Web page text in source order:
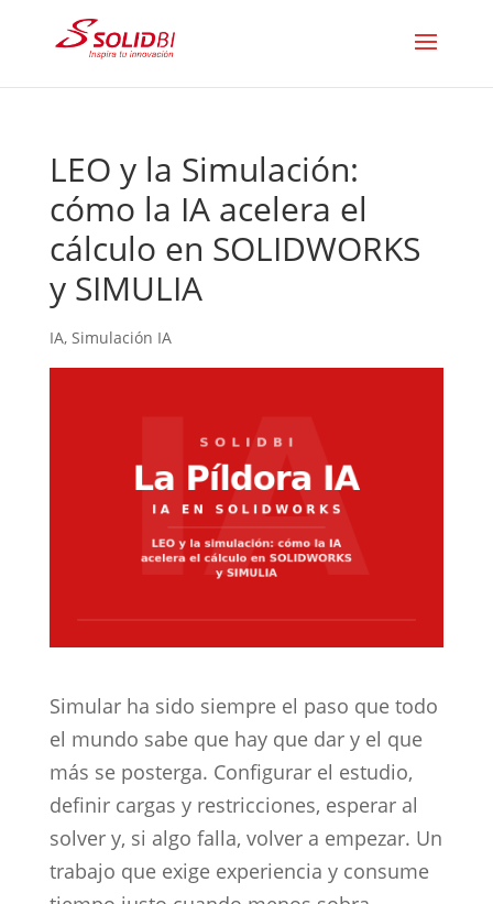
LEO y la Simulación:
cómo la IA acelera el
cálculo en SOLIDWORKS
y SIMULIA
IA, Simulación IA
Simular ha sido siempre el paso que todo
el mundo sabe que hay que dar y el que
más se posterga. Configurar el estudio,
definir cargas y restricciones, esperar al
solver y, si algo falla, volver a empezar. Un
trabajo que exige experiencia y consume